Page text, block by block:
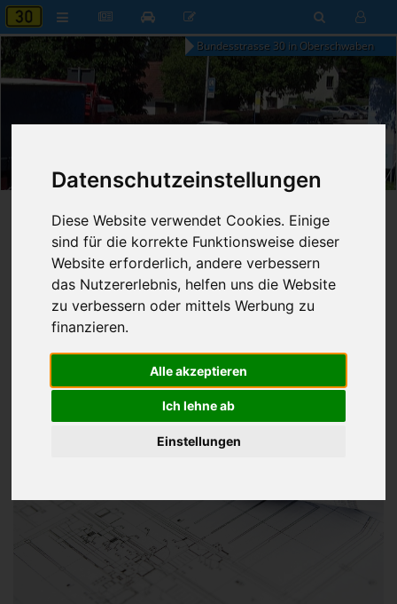
Datenschutzeinstellungen
Diese Website verwendet Cookies. Einige
sind für die korrekte Funktionsweise dieser
Website erforderlich, andere verbessern
das Nutzererlebnis, helfen uns die Website
zu verbessern oder mittels Werbung zu
finanzieren.
Alle akzeptieren
Ich lehne ab
Einstellungen
Bundesstrasse 30 in Oberschwaben
Donnerstag, 6. August 2026
Startseite»B30 aktuell »Nachrichten
09.06.2026 - 19:10 Uhr
Franz Fischer
Nr. 9404
251
Erste Vorarbeiten zum Neubau des
Urbach-Viadukts noch in diesem